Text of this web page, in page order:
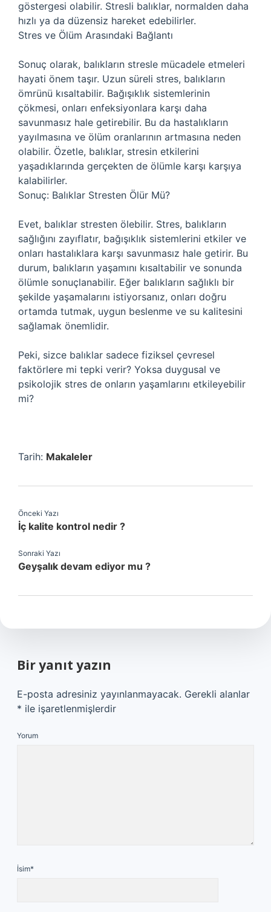
göstergesi olabilir. Stresli balıklar, normalden daha
hızlı ya da düzensiz hareket edebilirler.
Stres ve Ölüm Arasındaki Bağlantı
Sonuç olarak, balıkların stresle mücadele etmeleri
hayati önem taşır. Uzun süreli stres, balıkların
ömrünü kısaltabilir. Bağışıklık sistemlerinin
çökmesi, onları enfeksiyonlara karşı daha
savunmasız hale getirebilir. Bu da hastalıkların
yayılmasına ve ölüm oranlarının artmasına neden
olabilir. Özetle, balıklar, stresin etkilerini
yaşadıklarında gerçekten de ölümle karşı karşıya
kalabilirler.
Sonuç: Balıklar Stresten Ölür Mü?
Evet, balıklar stresten ölebilir. Stres, balıkların
sağlığını zayıflatır, bağışıklık sistemlerini etkiler ve
onları hastalıklara karşı savunmasız hale getirir. Bu
durum, balıkların yaşamını kısaltabilir ve sonunda
ölümle sonuçlanabilir. Eğer balıkların sağlıklı bir
şekilde yaşamalarını istiyorsanız, onları doğru
ortamda tutmak, uygun beslenme ve su kalitesini
sağlamak önemlidir.
Peki, sizce balıklar sadece fiziksel çevresel
faktörlere mi tepki verir? Yoksa duygusal ve
psikolojik stres de onların yaşamlarını etkileyebilir
mi?
Tarih: Makaleler
Önceki Yazı
İç kalite kontrol nedir ?
Sonraki Yazı
Geyşalık devam ediyor mu ?
Bir yanıt yazın
E-posta adresiniz yayınlanmayacak. Gerekli alanlar
* ile işaretlenmişlerdir
Yorum
İsim*